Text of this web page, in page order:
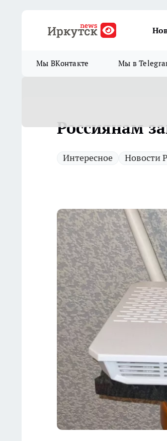
Мы ВКонтакте Мы в
Россиянам
Интересное Новости